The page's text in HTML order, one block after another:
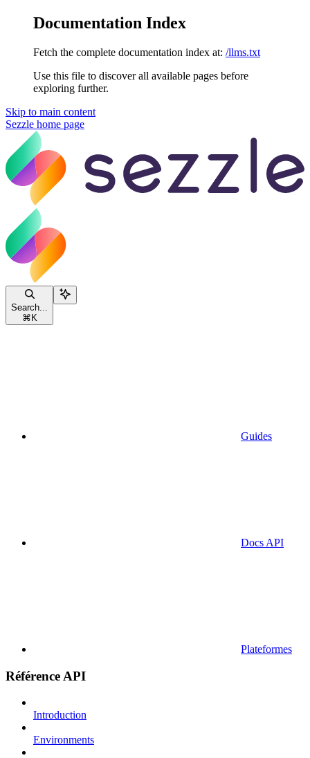
Documentation Index
Fetch the complete documentation index at: /llms.txt
Use this file to discover all available pages before
exploring further.
Skip to main content
Sezzle home page
Search...
⌘ K
Guides
Docs API
Plateformes
Référence API
Introduction
Environments